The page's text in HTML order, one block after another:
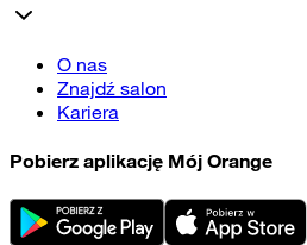
O nas
Znajdź salon
Kariera
Pobierz aplikację Mój Orange